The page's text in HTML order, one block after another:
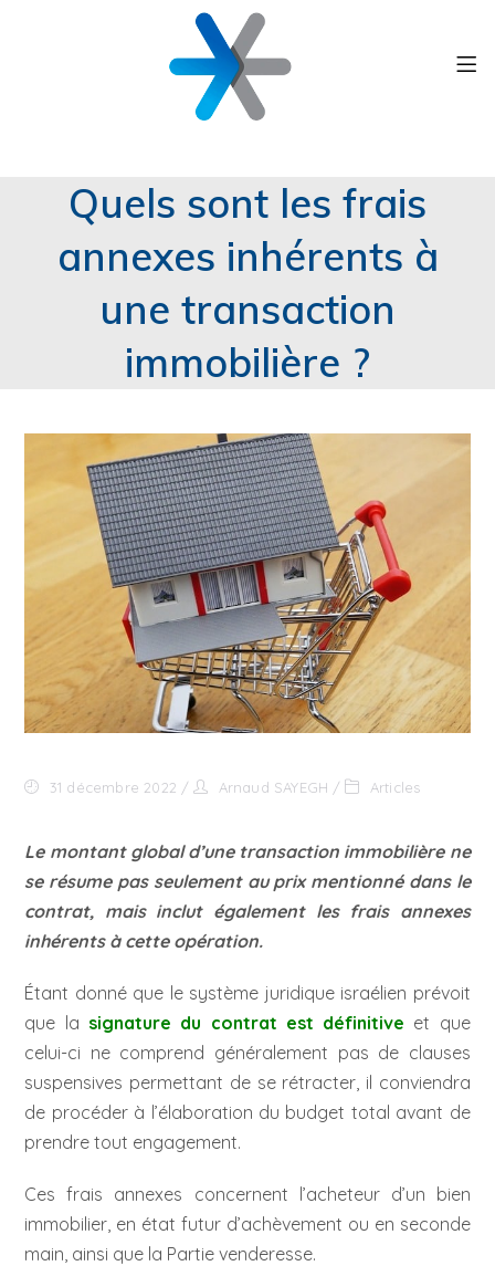
Quels sont les frais
annexes inhérents à
une transaction
immobilière ?
31 décembre 2022 Arnaud SAYEGH Articles
Le montant global d’une transaction immobilière ne
se résume pas seulement au prix mentionné dans le
contrat, mais inclut également les frais annexes
inhérents à cette opération.
Étant donné que le système juridique israélien prévoit
que la signature du contrat est définitive et que
celui-ci ne comprend généralement pas de clauses
suspensives permettant de se rétracter, il conviendra
de procéder à l’élaboration du budget total avant de
prendre tout engagement.
Ces frais annexes concernent l’acheteur d’un bien
immobilier, en état futur d’achèvement ou en seconde
main, ainsi que la Partie venderesse.